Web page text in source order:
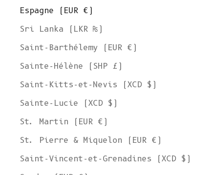
Espagne (EUR €)
Sri Lanka (LKR ₨)
Saint-Barthélemy (EUR €)
Sainte-Hélène (SHP £)
Saint-Kitts-et-Nevis (XCD $)
Sainte-Lucie (XCD $)
St. Martin (EUR €)
St. Pierre & Miquelon (EUR €)
Saint-Vincent-et-Grenadines (XCD $)